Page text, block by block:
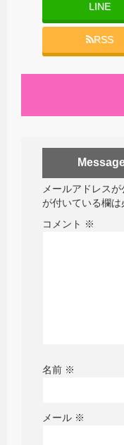
LINE
RSS
メールアドレス
が付いている欄は
コメント ※
名前 ※
メール ※